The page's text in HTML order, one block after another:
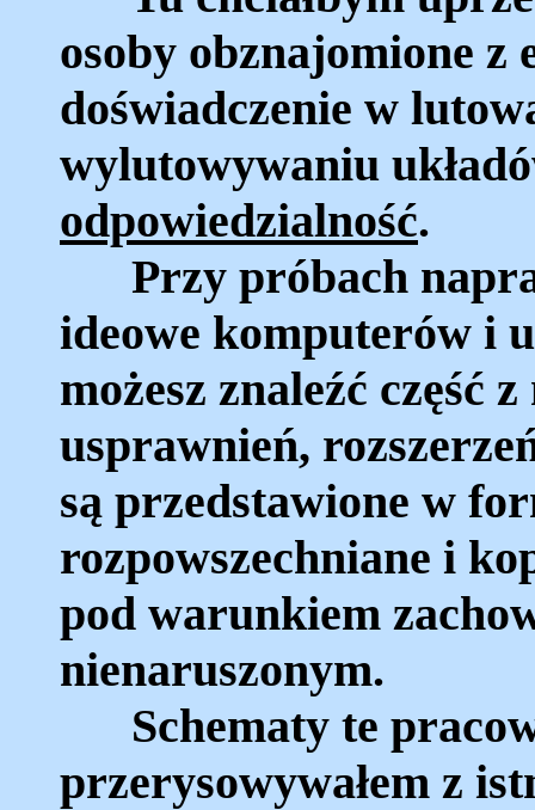
osoby obznajomione z
doświadczenie w
wylutowywaniu
odpowiedzialność.
Przy próbach
ideowe komputerów i
możesz znaleźć część
usprawnień,
są przedstawione w
rozpowszechniane i
pod warunkiem
nienaruszonym.
Schematy te
przerysowywałem z